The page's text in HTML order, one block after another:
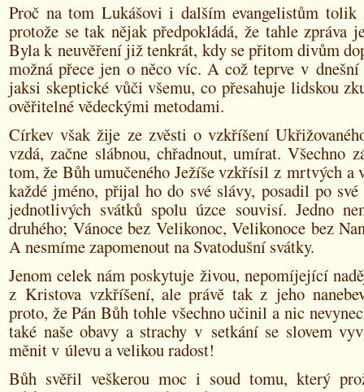
Proč na tom Lukášovi i dalším evangelistům tolik
protože se tak nějak předpokládá, že tahle zpráva
Byla k neuvěření již tenkrát, kdy se přitom divům
možná přece jen o něco víc. A což teprve v dnešní
jaksi skeptické vůči všemu, co přesahuje lidskou
ověřitelné vědeckými metodami.
Církev však žije ze zvěsti o vzkříšení
vzdá, začne slábnou, chřadnout, umírat. Všechno
tom, že Bůh umučeného Ježíše vzkřísil z mrtvých a
každé jméno, přijal ho do své slávy, posadil po
jednotlivých svátků spolu úzce souvisí. Jedno
druhého; Vánoce bez Velikonoc, Velikonoce bez
A nesmíme zapomenout na Svatodušní svátky.
Jenom celek nám poskytuje živou, nepomíjející
z Kristova vzkříšení, ale právě tak z jeho
proto, že Pán Bůh tohle všechno učinil a nic
také naše obavy a strachy v setkání se slovem
měnit v úlevu a velikou radost!
Bůh svěřil veškerou moc i soud tomu, který